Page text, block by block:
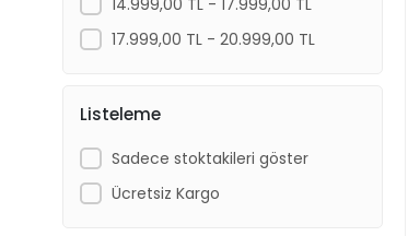
17.999,00 TL - 20.999,00 TL
Listeleme
Sadece stoktakileri göster
Ücretsiz Kargo